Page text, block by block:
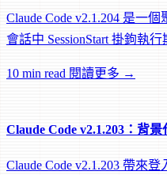
Claude Code v2.1.204 是一
會話中 SessionStart 掛鉤執
10 min read 閱讀更多 →
Claude Code v2.1.203：背
Claude Code v2.1.203 帶來